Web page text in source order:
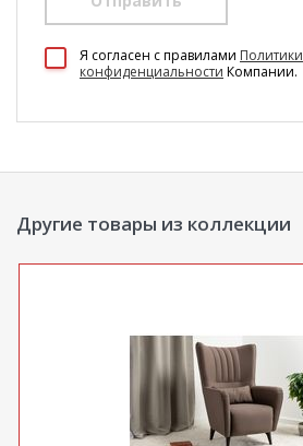
Я согласен c правилами Политики
конфиденциальности Компании.
Другие товары из коллекции